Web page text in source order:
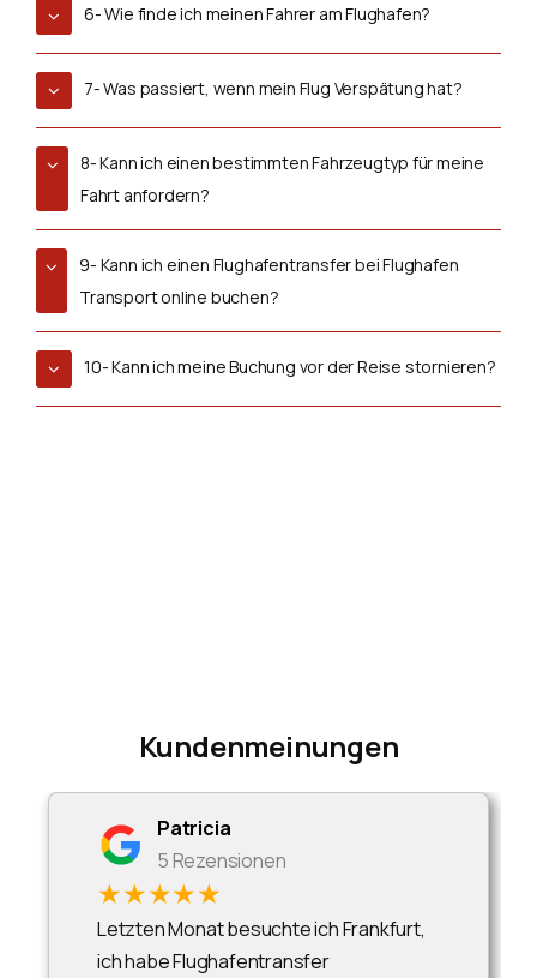
6- Wie finde ich meinen Fahrer am Flughafen?
7- Was passiert, wenn mein Flug Verspätung hat?
8- Kann ich einen bestimmten Fahrzeugtyp für meine
Fahrt anfordern?
9- Kann ich einen Flughafentransfer bei Flughafen
Transport online buchen?
10- Kann ich meine Buchung vor der Reise stornieren?
Kundenmeinungen
Patricia
5 Rezensionen
★★★★★
Letzten Monat besuchte ich Frankfurt,
ich habe Flughafentransfer